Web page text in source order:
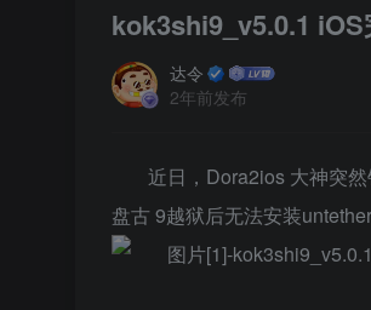
kok3shi9_v5.0.1
达令
2年前发布
近日，Dora2ios 大神突
盘古 9越狱后无法安装untether